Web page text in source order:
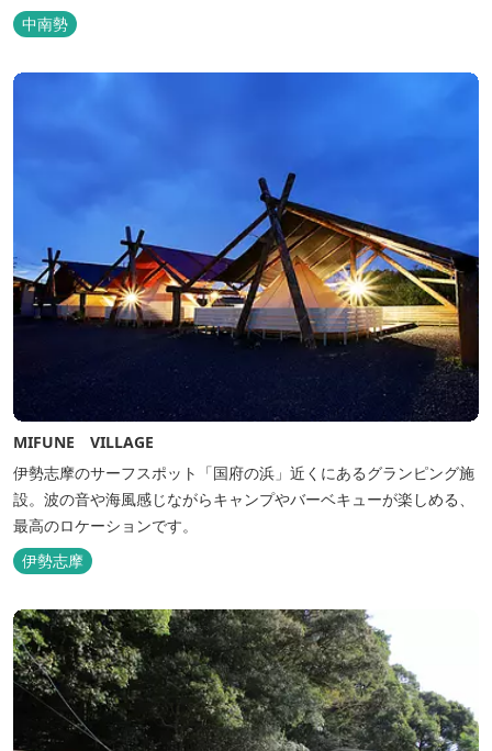
中南勢
MIFUNE VILLAGE
伊勢志摩のサーフスポット「国府の浜」近くにあるグランピング施
設。波の音や海風感じながらキャンプやバーベキューが楽しめる、
最高のロケーションです。
伊勢志摩